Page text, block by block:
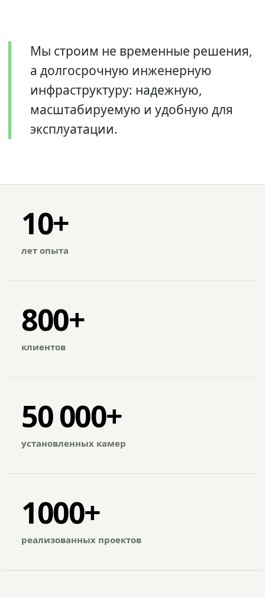
Мы строим не временные решения,
а долгосрочную инженерную
инфраструктуру: надежную,
масштабируемую и удобную для
эксплуатации.
10+
лет опыта
800+
клиентов
50 000+
установленных камер
1000+
реализованных проектов